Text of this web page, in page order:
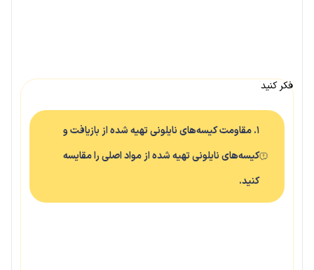
فکر کنید
۱. مقاومت کیسه‌های نایلونی تهیه شده از بازیافت و
کیسه‌های نایلونی تهیه شده از مواد اصلی را مقایسه
کنید.